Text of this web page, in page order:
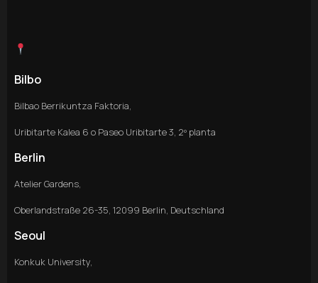
Bilbo
Bilbao Berrikuntza Faktoria,
Uribitarte Kalea 6 o Paseo Uribitarte 3, 2º planta
Berlin
Atelier Gardens,
Oberlandstraße 26-35, 12099 Berlin, Deutschland
Seoul
Konkuk University,